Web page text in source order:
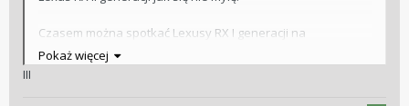
Czasem można spotkać Lexusy RX I generacji na
taksówkach…
Może to świadczyć o niesamowitej jakości…
Pokaż więcej
III